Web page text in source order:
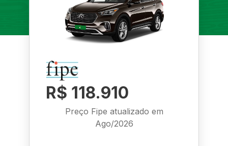
R$ 118.910
Preço Fipe atualizado em
Ago/2026